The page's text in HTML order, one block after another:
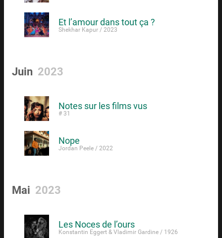
Et l’amour dans tout ça ?
Shekhar Kapur / 2023
Juin 2023
Notes sur les films vus
# 31
Nope
Jordan Peele / 2022
Mai 2023
Les Noces de l’ours
Konstantin Eggert & Vladimir Gardine / 1926